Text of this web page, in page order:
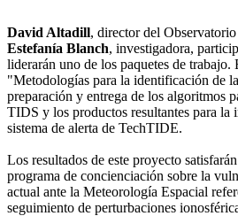
David Altadill, director del
Estefanía Blanch, investigadora,
liderarán uno de los paquetes de trabajo.
"Metodologías para la identificación de
preparación y entrega de los algoritmos
TIDS y los productos resultantes para la
sistema de alerta de TechTIDE.
Los resultados de este proyecto
programa de concienciación sobre la
actual ante la Meteorología Espacial
seguimiento de perturbaciones